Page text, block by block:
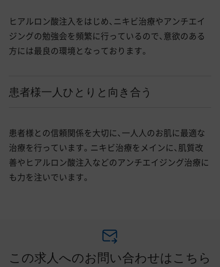
ヒアルロン酸注入をはじめ、ニキビ治療やアンチエイ
ジングの勉強会を頻繁に行っているので、意欲のある
方には最良の環境となっております。
患者様一人ひとりと向き合う
患者様との信頼関係を大切に、一人人のお肌に最適な
治療を行っています。ニキビ治療をメインに、肌質改
善やヒアルロン酸注入などのアンチエイジング治療に
も力を注いでいます。
この求人へのお問い合わせはこちら